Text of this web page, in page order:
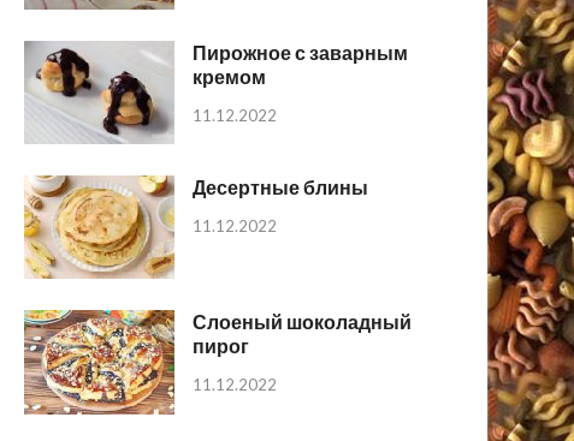
Пирожное с заварным
кремом
11.12.2022
Десертные блины
11.12.2022
Слоеный шоколадный
пирог
11.12.2022